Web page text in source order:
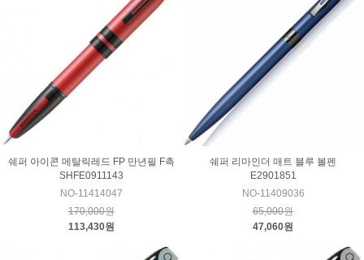
쉐퍼 아이콘 메탈릭레드 FP 만년필 F촉
SHFE0911143
NO-11414047
170,000원
113,430원
쉐퍼 리마인더 매트 블루 볼펜
E2901851
NO-11409036
65,000원
47,060원